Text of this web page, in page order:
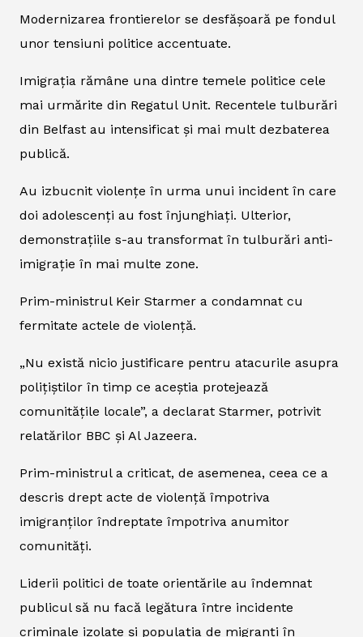
Modernizarea frontierelor se desfășoară pe fondul
unor tensiuni politice accentuate.
Imigrația rămâne una dintre temele politice cele
mai urmărite din Regatul Unit. Recentele tulburări
din Belfast au intensificat și mai mult dezbaterea
publică.
Au izbucnit violențe în urma unui incident în care
doi adolescenți au fost înjunghiați. Ulterior,
demonstrațiile s-au transformat în tulburări anti-
imigrație în mai multe zone.
Prim-ministrul Keir Starmer a condamnat cu
fermitate actele de violență.
„Nu există nicio justificare pentru atacurile asupra
polițiștilor în timp ce aceștia protejează
comunitățile locale”, a declarat Starmer, potrivit
relatărilor BBC și Al Jazeera.
Prim-ministrul a criticat, de asemenea, ceea ce a
descris drept acte de violență împotriva
imigranților îndreptate împotriva anumitor
comunități.
Liderii politici de toate orientările au îndemnat
publicul să nu facă legătura între incidente
criminale izolate și populația de migranți în